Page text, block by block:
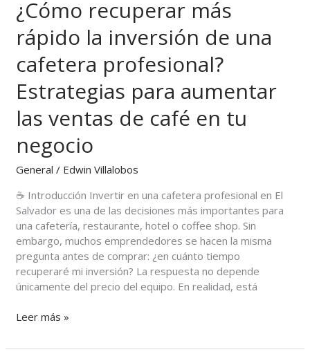
¿Cómo recuperar más
rápido la inversión de una
cafetera profesional?
Estrategias para aumentar
las ventas de café en tu
negocio
General / Edwin Villalobos
☕ Introducción Invertir en una cafetera profesional en El
Salvador es una de las decisiones más importantes para
una cafetería, restaurante, hotel o coffee shop. Sin
embargo, muchos emprendedores se hacen la misma
pregunta antes de comprar: ¿en cuánto tiempo
recuperaré mi inversión? La respuesta no depende
únicamente del precio del equipo. En realidad, está
¿Cómo
recuperar
más
rápido
la
de
una
cafetera
profesional?
Estrategias
para
las
ventas
de
café
en
tu
negocio
Leer más »